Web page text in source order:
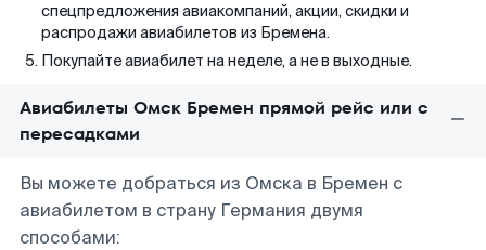
спецпредложения авиакомпаний, акции, скидки и
распродажи авиабилетов из Бремена.
Покупайте авиабилет на неделе, а не в выходные.
Авиабилеты Омск Бремен прямой рейс или с
пересадками
Вы можете добраться из Омска в Бремен с
авиабилетом в страну Германия двумя
способами: